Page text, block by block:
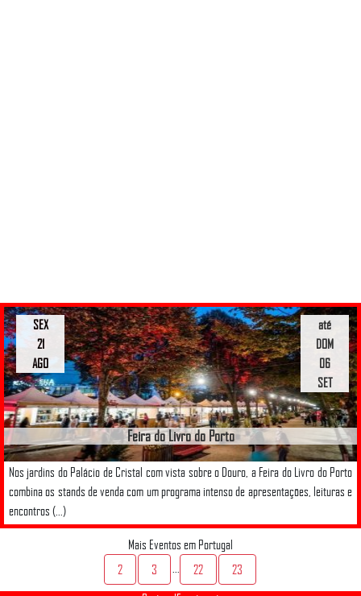
Feira do Livro do Porto
Nos jardins do Palácio de Cristal com vista sobre o Douro, a Feira do Livro do Porto
combina os stands de venda com um programa intenso de apresentações, leituras e
encontros (...)
até
DOM
06
SET
SEX
21
AGO
Mais Eventos em Portugal
2
3 ... 22
23